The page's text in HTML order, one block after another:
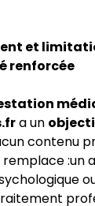
et
renforcée
a un
contenu
:un